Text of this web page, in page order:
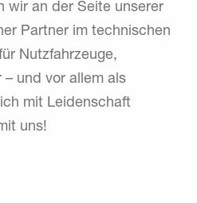
wir an der Seite unserer
Partner im technischen
Nutzfahrzeuge,
und vor allem als
mit Leidenschaft
uns!